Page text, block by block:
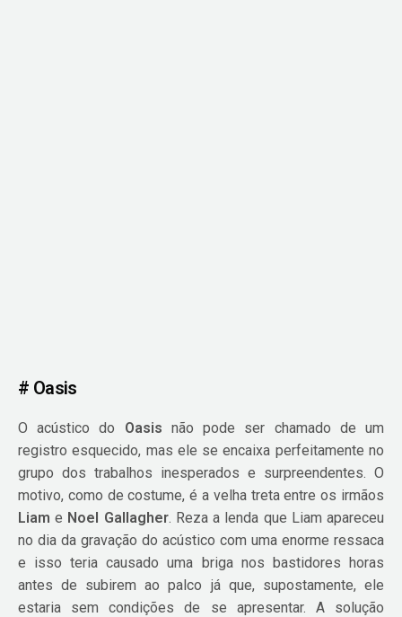
# Oasis
O acústico do Oasis não pode ser chamado de um
registro esquecido, mas ele se encaixa perfeitamente no
grupo dos trabalhos inesperados e surpreendentes. O
motivo, como de costume, é a velha treta entre os irmãos
Liam e Noel Gallagher. Reza a lenda que Liam apareceu
no dia da gravação do acústico com uma enorme ressaca
e isso teria causado uma briga nos bastidores horas
antes de subirem ao palco já que, supostamente, ele
estaria sem condições de se apresentar. A solução